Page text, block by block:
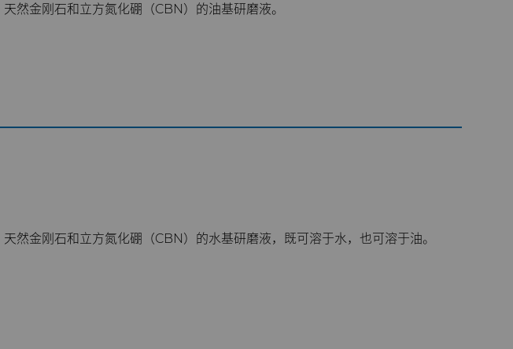
然金刚石和立方氮化硼（CBN）的油基研磨液。
然金刚石和立方氮化硼（CBN）的水基研磨液，既可溶于水，也可溶于油。